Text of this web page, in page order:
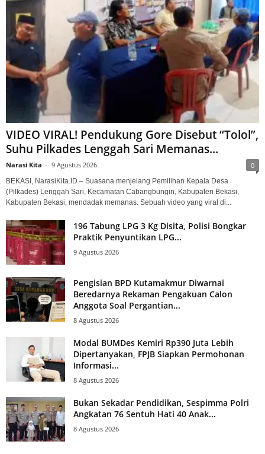
VIDEO VIRAL! Pendukung Gore Disebut “Tolol”,
Suhu Pilkades Lenggah Sari Memanas...
Narasi Kita - 9 Agustus 2026 0
BEKASI, NarasiKita.ID – Suasana menjelang Pemilihan Kepala Desa
(Pilkades) Lenggah Sari, Kecamatan Cabangbungin, Kabupaten Bekasi,
Kabupaten Bekasi, mendadak memanas. Sebuah video yang viral di...
196 Tabung LPG 3 Kg Disita, Polisi Bongkar
Praktik Penyuntikan LPG...
9 Agustus 2026
Pengisian BPD Kutamakmur Diwarnai
Beredarnya Rekaman Pengakuan Calon
Anggota Soal Pergantian...
8 Agustus 2026
Modal BUMDes Kemiri Rp390 Juta Lebih
Dipertanyakan, FPJB Siapkan Permohonan
Informasi...
8 Agustus 2026
Bukan Sekadar Pendidikan, Sespimma Polri
Angkatan 76 Sentuh Hati 40 Anak...
8 Agustus 2026